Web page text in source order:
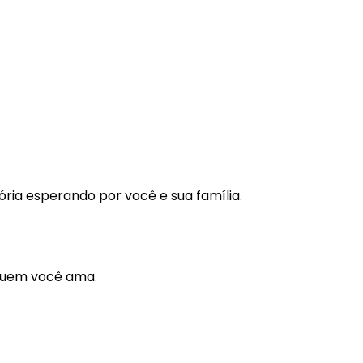
esperando por você e sua família.
você ama.